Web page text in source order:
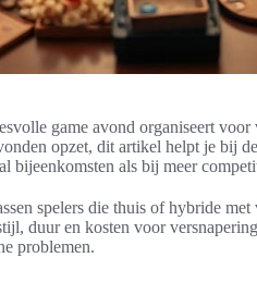
game avond organiseert
opzet, dit artikel helpt je bij
bijeenkomsten als bij meer
spelers die thuis of hybride
duur en kosten voor
problemen.